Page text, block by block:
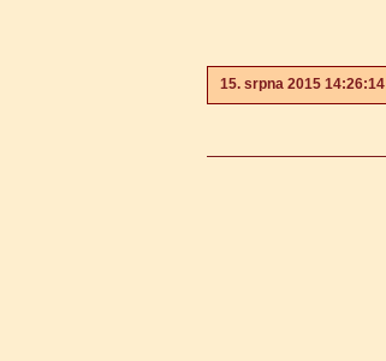
15. srpna 2015 14:26:14